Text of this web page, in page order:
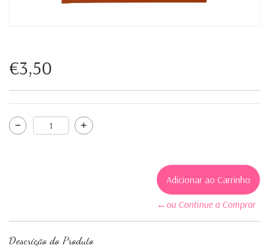
€3,50
←ou Continue a Comprar
Descrição do Produto